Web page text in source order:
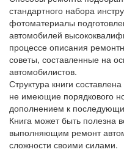
стандартного набора
фотоматериалы
автомобилей
процессе описания
советы, составленные на
автомобилистов.
Структура книги
не имеющие порядкового
дополнением к
Книга может быть полезна
выполняющим ремонт
сложности своими силами.